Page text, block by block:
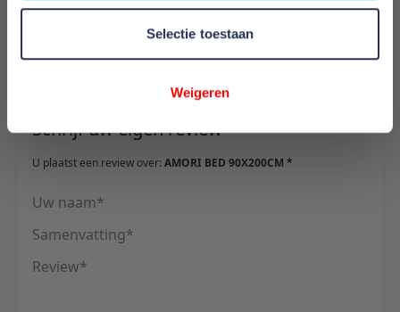
Selectie toestaan
Weigeren
Reviews
Schrijf uw eigen review
U plaatst een review over: AMORI BED 90X200CM *
Uw naam
Samenvatting
Review
80 cm